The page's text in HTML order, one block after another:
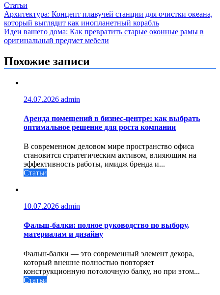
Статьи
Навигация
по
записям
Архитектура: Концепт плавучей станции для очистки океана,
который выглядит как инопланетный корабль
Идеи вашего дома: Как превратить старые оконные рамы в
оригинальный предмет мебели
Похожие записи
24.07.2026 admin
Аренда помещений в бизнес‑центре: как выбрать
оптимальное решение для роста компании
В современном деловом мире пространство офиса
становится стратегическим активом, влияющим на
эффективность работы, имидж бренда и...
Статьи
10.07.2026 admin
Фальш-балки: полное руководство по выбору,
материалам и дизайну
Фальш-балки — это современный элемент декора,
который внешне полностью повторяет
конструкционную потолочную балку, но при этом...
Статьи